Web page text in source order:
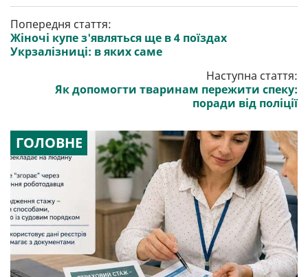
Попередня стаття:
Жіночі купе з'являться ще в 4 поїздах
Укрзалізниці: в яких саме
Наступна стаття:
Як допомогти тваринам пережити спеку:
поради від поліції
ГОЛОВНЕ